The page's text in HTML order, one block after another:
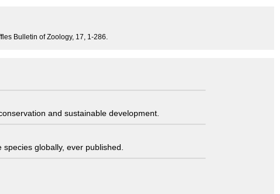
Bulletin of Zoology, 17, 1-286.
and sustainable development.
globally, ever published.